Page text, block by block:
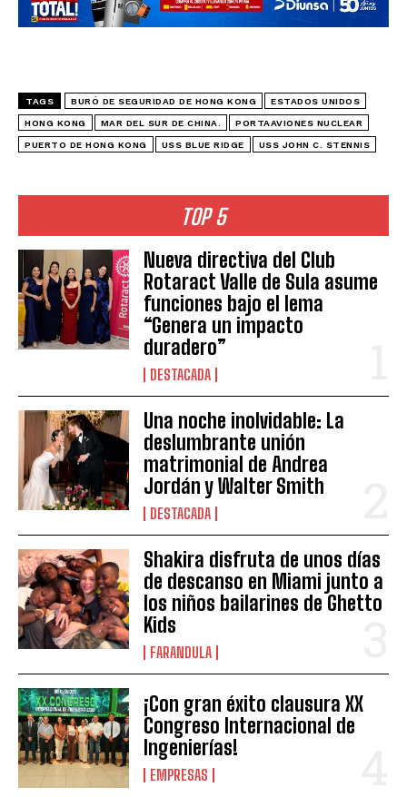
TOP 5
Nueva directiva del Club
Rotaract Valle de Sula asume
funciones bajo el lema
“Genera un impacto
duradero”
DESTACADA
Una noche inolvidable: La
deslumbrante unión
matrimonial de Andrea
Jordán y Walter Smith
DESTACADA
Shakira disfruta de unos días
de descanso en Miami junto a
los niños bailarines de Ghetto
Kids
FARANDULA
¡Con gran éxito clausura XX
Congreso Internacional de
Ingenierías!
EMPRESAS
TAGS BURÓ DE SEGURIDAD DE HONG KONG ESTADOS UNIDOS
HONG KONG MAR DEL SUR DE CHINA. PORTAAVIONES NUCLEAR
PUERTO DE HONG KONG USS BLUE RIDGE USS JOHN C. STENNIS